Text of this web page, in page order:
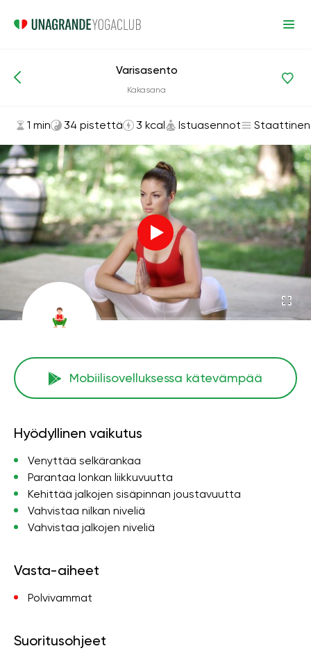
Asanat ja harjoitukset
Varisasento
Kakasana
1 min 34 pistettä 3 kcal Istuasennot Staattinen
Mobiilisovelluksessa kätevämpää
Hyödyllinen vaikutus
Venyttää selkärankaa
Parantaa lonkan liikkuvuutta
Kehittää jalkojen sisäpinnan joustavuutta
Vahvistaa nilkan niveliä
Vahvistaa jalkojen niveliä
Vasta-aiheet
Polvivammat
Suoritusohjeet